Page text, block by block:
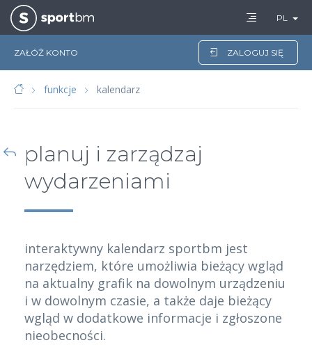
ZAŁÓŻ KONTO ZALOGUJ SIĘ
PL
funkcje kalendarz
planuj i zarządzaj
wydarzeniami
interaktywny kalendarz sportbm jest
narzędziem, które umożliwia bieżący wgląd
na aktualny grafik na dowolnym urządzeniu
i w dowolnym czasie, a także daje bieżący
wgląd w dodatkowe informacje i zgłoszone
nieobecności.